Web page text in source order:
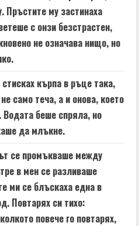
Пръстите му застинаха
с онзи безстрастен,
не означава нищо, но
кърпа в ръце така,
само теча, а и онова, което
беше спряла, но
да млъкне.
се промъкваше между
в мен се разливаше
ми се блъскаха една в
Повтарях си тихо:
повече го повтарях,